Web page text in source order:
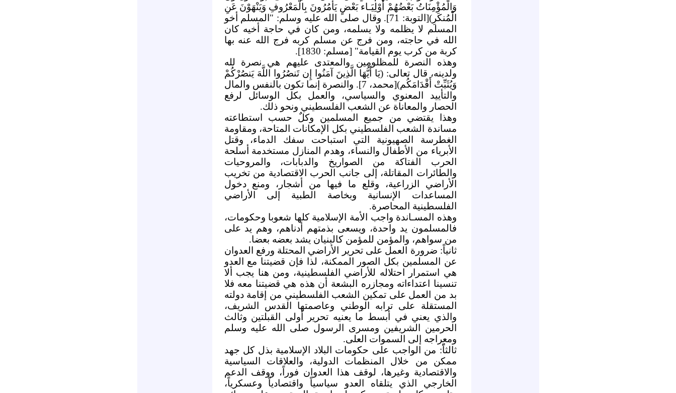
وَالْمُؤْمِنَاتُ بَعْضُهُمْ أَوْلِيَـاء بَعْضٍ يَأْمُرُونَ بِالْمَعْرُوفِ وَيَنْهَوْنَ عَنِ
الْمُنكَرِ)[التوبة: 71]. وقال صلى الله عليه وسلم: "المسلم أخو
المسلم لا يظلمه ولا يسلمه، ومن كان في حاجة أخيه كان
الله في حاجته، ومن فرج عن مسلم كربه فرج الله عنه بها
كربة من كرب يوم القيامة" [مسلم: 1830].
وهذه النصرة للمظلومين والمعتدى عليهم هي نصرة لله
ولدينه، قال تعالى: (يَا أَيُّهَا الَّذِينَ آمَنُوا إِن تَنصُرُوا اللَّهَ يَنصُرْكُمْ
وَيُثَبِّتْ أَقْدَامَكُم)[محمد، 7]. والنصرة إنما تكون بالنفس والمال
والتأييد المعنوي والسياسي، والعمل بكل الوسائل لرفع
الحصار والمعاناة عن الشعب الفلسطيني ونحو ذلك.
وهذا يقتضي من جميع المسلمين وكلٌ حسب استطاعته
مساندة الشعب الفلسطيني بكل الإمكانات المتاحة، ومقاومة
الغطرسة الصهيونية التي استباحت سفك الدماء، وقتل
الأبرياء من الأطفال والنساء، وهدم المنازل مستخدمة أسلحة
الحرب الفتاكة من الصواريخ والدبابات، والمروحيات
والطائرات المقاتلة، إلى جانب الحرب الاقتصادية من تخريب
الأراضي الزراعية، وقلع ما فيها من أشجار، ومنع دخول
المساعدات الإنسانية وبخاصة الطبية إلى الأراضي
الفلسطينية المحاصرة.
وهذه المسـاندة واجب الأمة الإسلامية كلها شعوبا وحكومات،
فالمسلمون يد واحدة، ويسعى بذمتهم أدناهم، وهم يد على
من سواهم، والمؤمن للمؤمن كالبنيان يشد بعضه بعضا.
ثانياً: ضرورة العمل على تحرير الأراضي المحتلة ورفع العدوان
عن المسلمين بكل الصور الممكنة، لذا فإن قضيتنا مع العدو
هي استمرار احتلاله للأراضي الفلسطينية، ومن هنا يجب ألا
تنسينا اعتداءاته ومجازره البشعة أن هذه هي قضيتنا معه فلا
بد من العمل على تمكين الشعب الفلسطيني من إقامة دولته
المستقلة على ترابه الوطني وعاصمتها القدس الشريف،
والذي يعني في أبسط ما يعنيه تحرير أولى القبلتين وثالث
الحرمين الشريفين ومسرى الرسول صلى الله عليه وسلم
ومعراجه إلى السموات العلى.
ثالثاًً: من الواجب على حكومات البلاد الإسلامية بذل كل جهد
ممكن من خلال المنظمات الدولية، والعلاقات السياسية
والاقتصادية وغيرها، لوقف هذا العدوان فوراً، ووقف الدعم
الخارجي الذي يتلقاه العدو سياسياً واقتصادياً وعسكرياً،